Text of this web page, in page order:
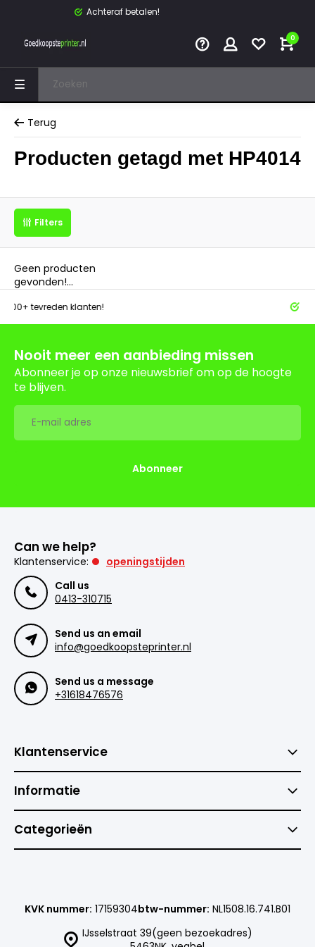
Achteraf betalen!
0
Terug
Producten getagd met HP4014
Filters
Geen producten
gevonden!...
klanten!
Nooit meer een aanbieding missen
Abonneer je op onze nieuwsbrief om op de hoogte
te blijven.
Abonneer
Can we help?
Klantenservice:
openingstijden
Call us
0413-310715
Send us an email
info@goedkoopsteprinter.nl
Send us a message
+31618476576
Klantenservice
Informatie
Categorieën
IJsselstraat 39(geen bezoekadres)
KVK nummer: 17159304btw-nummer: NL1508.16.741.B01